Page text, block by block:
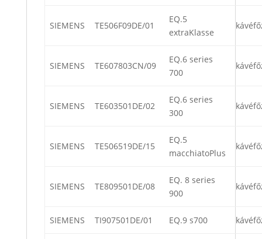
SIEMENS TE506F09DE/01
EQ.5
extraKlasse
SIEMENS TE607803CN/09
EQ.6 series
700
SIEMENS TE603501DE/02
EQ.6 series
300
SIEMENS TE506519DE/15
EQ.5
macchiatoPlus
SIEMENS TE809501DE/08
EQ. 8 series
900
SIEMENS TI907501DE/01 EQ.9 s700